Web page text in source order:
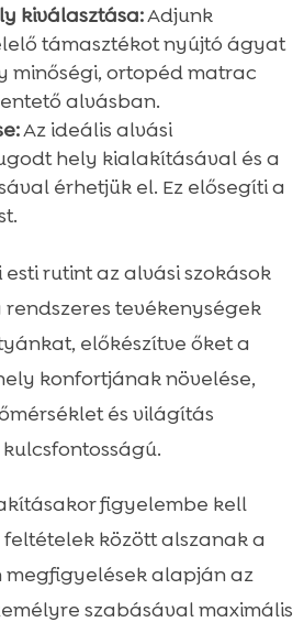
kiválasztása:Adjunk
támasztékot nyújtó ágyat
minőségi, ortopéd matrac
alvásban.
Az ideális alvási
hely kialakításával és a
érhetjük el. Ez elősegíti a
rutint az alvási szokások
rendszeres tevékenységek
előkészítve őket a
konfortjának növelése,
és világítás
figyelembe kell
között alszanak a
megfigyelések alapján az
szabásával maximális